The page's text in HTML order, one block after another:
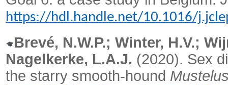
https://hdl.handle.net/10.1016/
Brevé, N.W.P.; Winter, H.V.;
Nagelkerke, L.A.J. (2020). Sex
the starry smooth‐hound